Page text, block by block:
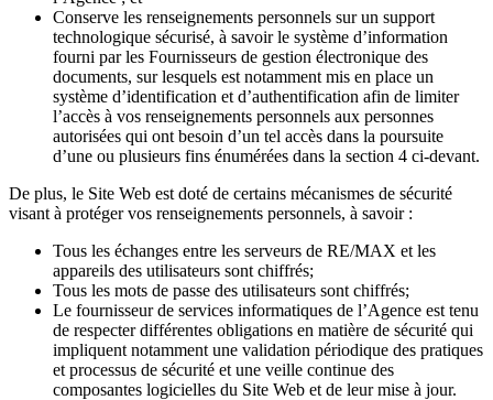
Conserve les renseignements personnels sur un support
technologique sécurisé, à savoir le système d’information
fourni par les Fournisseurs de gestion électronique des
documents, sur lesquels est notamment mis en place un
système d’identification et d’authentification afin de limiter
l’accès à vos renseignements personnels aux personnes
autorisées qui ont besoin d’un tel accès dans la poursuite
d’une ou plusieurs fins énumérées dans la section 4 ci-devant.
De plus, le Site Web est doté de certains mécanismes de sécurité
visant à protéger vos renseignements personnels, à savoir :
Tous les échanges entre les serveurs de RE/MAX et les
appareils des utilisateurs sont chiffrés;
Tous les mots de passe des utilisateurs sont chiffrés;
Le fournisseur de services informatiques de l’Agence est tenu
de respecter différentes obligations en matière de sécurité qui
impliquent notamment une validation périodique des pratiques
et processus de sécurité et une veille continue des
composantes logicielles du Site Web et de leur mise à jour.